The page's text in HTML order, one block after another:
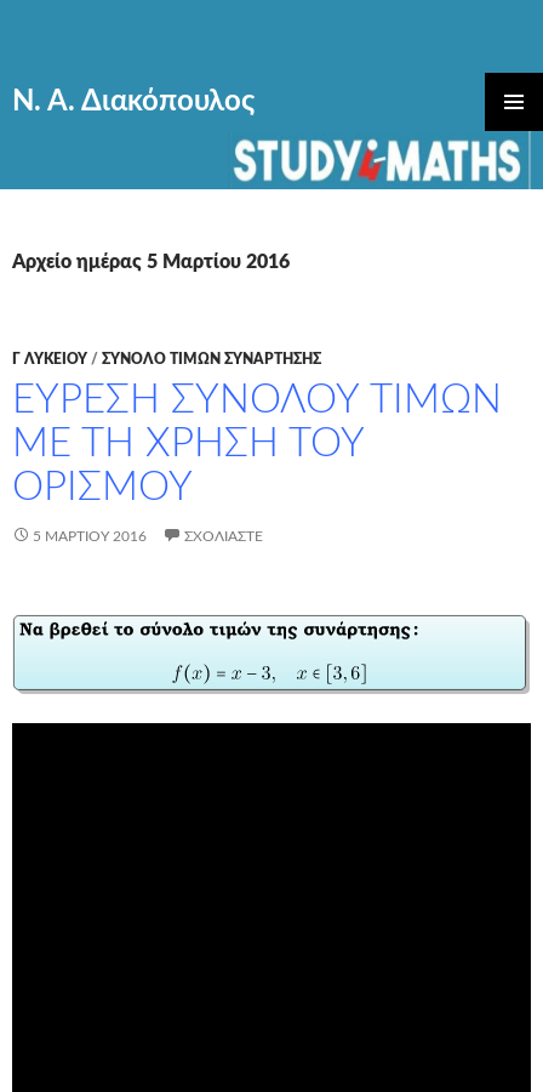
Ν. Α. Διακόπουλος
ΚΎΡΙΟ
ΜΕΝΟΎ
Αρχείο ημέρας 5 Μαρτίου 2016
Γ ΛΥΚΕΊΟΥ / ΣΥΝΟΛΟ ΤΙΜΩΝ ΣΥΝΑΡΤΗΣΗΣ
ΕΥΡΕΣΗ ΣΥΝΟΛΟΥ ΤΙΜΩΝ
ΜΕ ΤΗ ΧΡΗΣΗ ΤΟΥ
ΟΡΙΣΜΟΥ
5 ΜΑΡΤΊΟΥ 2016 ΣΧΟΛΙΆΣΤΕ